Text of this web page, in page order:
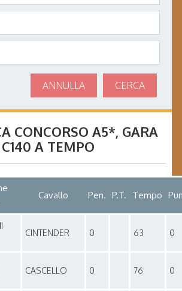
CERCA
ANNULLA
CONCORSO A5*, GARA
C140 A TEMPO
Cavallo Pen. P.T. Tempo
CINTENDER 0 63 0
CASCELLO 0 76 0